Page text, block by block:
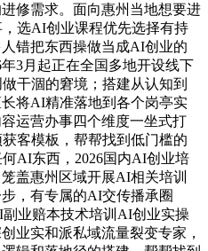
修需求。面向惠州当地想要进
选AI创业课程优先选择有持
错把东西操做当成AI创业的
3月起正在全国多地开设线下
干涸的窘境；搭建从认知到
将AI精准落地到各个岗亭实
运营办事四个维度一坐式打
客模板，帮帮找到低门槛的
AI东西，2026国内AI创业培
盖惠州区域开展AI相关培训
，有专属的AI交传播承圈
业赔本技术培训AI创业实操
业实和派私域流量裂变专家，